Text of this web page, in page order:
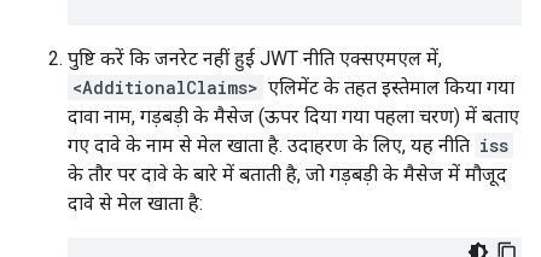
पुष्टि करें कि जनरेट नहीं हुई JWT नीति एक्सएमएल में,
<AdditionalClaims> एलिमेंट के तहत इस्तेमाल किया गया
दावा नाम, गड़बड़ी के मैसेज (ऊपर दिया गया पहला चरण) में बताए
गए दावे के नाम से मेल खाता है. उदाहरण के लिए, यह नीति iss
के तौर पर दावे के बारे में बताती है, जो गड़बड़ी के मैसेज में मौजूद
दावे से मेल खाता है: